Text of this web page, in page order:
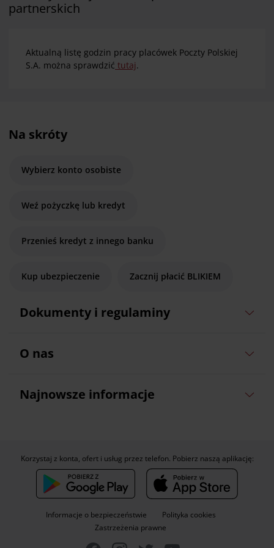
partnerskich
Aktualną listę godzin pracy placówek Poczty Polskiej
S.A. można sprawdzić tutaj.
Na skróty
Wybierz konto osobiste
Weź pożyczkę lub kredyt
Przenieś kredyt z innego banku
Kup ubezpieczenie Zacznij płacić BLIKIEM
Dokumenty i regulaminy
O nas
Najnowsze informacje
Informacje o bezpieczeństwie
Polityka cookies
Zastrzeżenia prawne
Korzystaj z konta, ofert i usług przez telefon. Pobierz naszą aplikację: